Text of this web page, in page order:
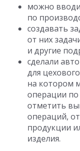
можно
по
создавать
от них
и другие
сделали
для
на котором
операции
отметить
операций,
продукции
изделия.